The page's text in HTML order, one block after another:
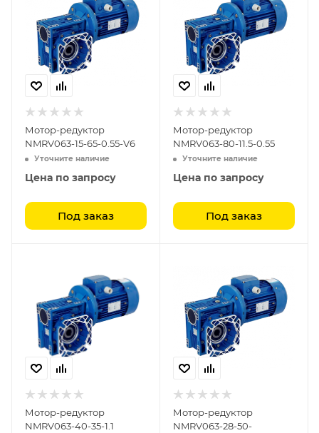
Мотор-редуктор
NMRV063-15-65-0.55-V6
Уточните наличие
Цена по запросу
Под заказ
Мотор-редуктор
NMRV063-80-11.5-0.55
Уточните наличие
Цена по запросу
Под заказ
Мотор-редуктор
NMRV063-40-35-1.1
Мотор-редуктор
NMRV063-28-50-